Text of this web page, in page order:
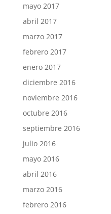
mayo 2017
abril 2017
marzo 2017
febrero 2017
enero 2017
diciembre 2016
noviembre 2016
octubre 2016
septiembre 2016
julio 2016
mayo 2016
abril 2016
marzo 2016
febrero 2016